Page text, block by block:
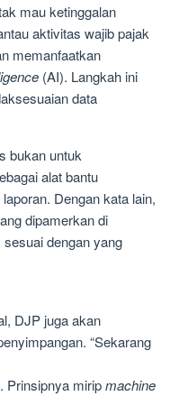
mau ketinggalan
aktivitas wajib pajak
memanfaatkan
(AI). Langkah ini
data
bukan untuk
alat bantu
Dengan kata lain,
dipamerkan di
dengan yang
DJP juga akan
“Sekarang
Prinsipnya miripmachine